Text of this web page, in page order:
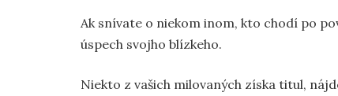
Ak snívate o niekom inom, kto chodí po
úspech svojho blízkeho.
Niekto z vašich milovaných získa titul,